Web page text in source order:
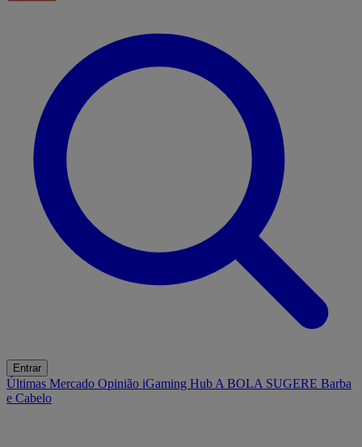
Entrar
Últimas Mercado Opinião iGaming Hub A BOLA SUGERE Barba
e Cabelo